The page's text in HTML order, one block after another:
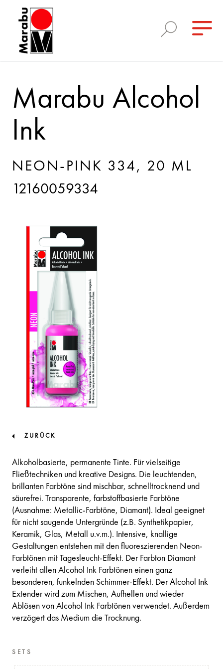
Marabu Alcohol
Ink
NEON-PINK 334, 20 ML
12160059334
ZURÜCK
Alkoholbasierte, permanente Tinte. Für vielseitige
Fließtechniken und kreative Designs. Die leuchtenden,
brillanten Farbtöne sind mischbar, schnelltrocknend und
säurefrei. Transparente, farbstoffbasierte Farbtöne
(Ausnahme: Metallic-Farbtöne, Diamant). Ideal geeignet
für nicht saugende Untergründe (z.B. Synthetikpapier,
Keramik, Glas, Metall u.v.m.). Intensive, knallige
Gestaltungen entstehen mit den fluoreszierenden Neon-
Farbtönen mit Tagesleucht-Effekt. Der Farbton Diamant
verleiht allen Alcohol Ink Farbtönen einen ganz
besonderen, funkelnden Schimmer-Effekt. Der Alcohol Ink
Extender wird zum Mischen, Aufhellen und wieder
Ablösen von Alcohol Ink Farbtönen verwendet. Außerdem
verzögert das Medium die Trocknung.
SETS